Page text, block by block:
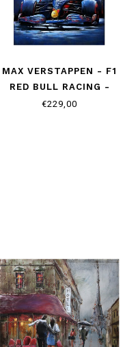
MAX VERSTAPPEN - F1
RED BULL RACING -
METALEN 3D SCHILDERIJ
€229,00